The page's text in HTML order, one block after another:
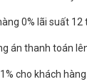
0% lãi suất
án thanh toán lên
cho khách